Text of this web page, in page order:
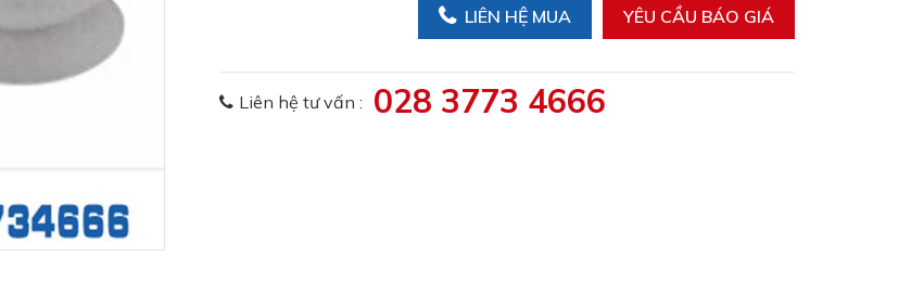
LIÊN HỆ MUA YÊU CẦU BÁO GIÁ
Liên hệ tư vấn : 028 3773 4666